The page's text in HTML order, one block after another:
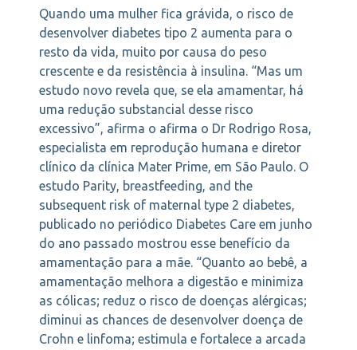
Quando uma mulher fica grávida, o risco de
desenvolver diabetes tipo 2 aumenta para o
resto da vida, muito por causa do peso
crescente e da resistência à insulina. “Mas um
estudo novo revela que, se ela amamentar, há
uma redução substancial desse risco
excessivo”, afirma o afirma o Dr Rodrigo Rosa,
especialista em reprodução humana e diretor
clínico da clínica Mater Prime, em São Paulo. O
estudo Parity, breastfeeding, and the
subsequent risk of maternal type 2 diabetes,
publicado no periódico Diabetes Care em junho
do ano passado mostrou esse benefício da
amamentação para a mãe. “Quanto ao bebê, a
amamentação melhora a digestão e minimiza
as cólicas; reduz o risco de doenças alérgicas;
diminui as chances de desenvolver doença de
Crohn e linfoma; estimula e fortalece a arcada